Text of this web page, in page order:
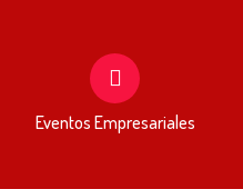
Eventos Empresariales